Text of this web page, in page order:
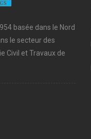
basée dans le Nord
le secteur des
Civil et Travaux de